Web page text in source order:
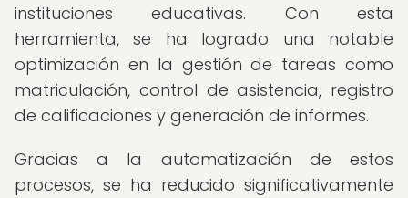
instituciones educativas. Con esta
herramienta, se ha logrado una notable
optimización en la gestión de tareas como
matriculación, control de asistencia, registro
de calificaciones y generación de informes.
Gracias a la automatización de estos
procesos, se ha reducido significativamente